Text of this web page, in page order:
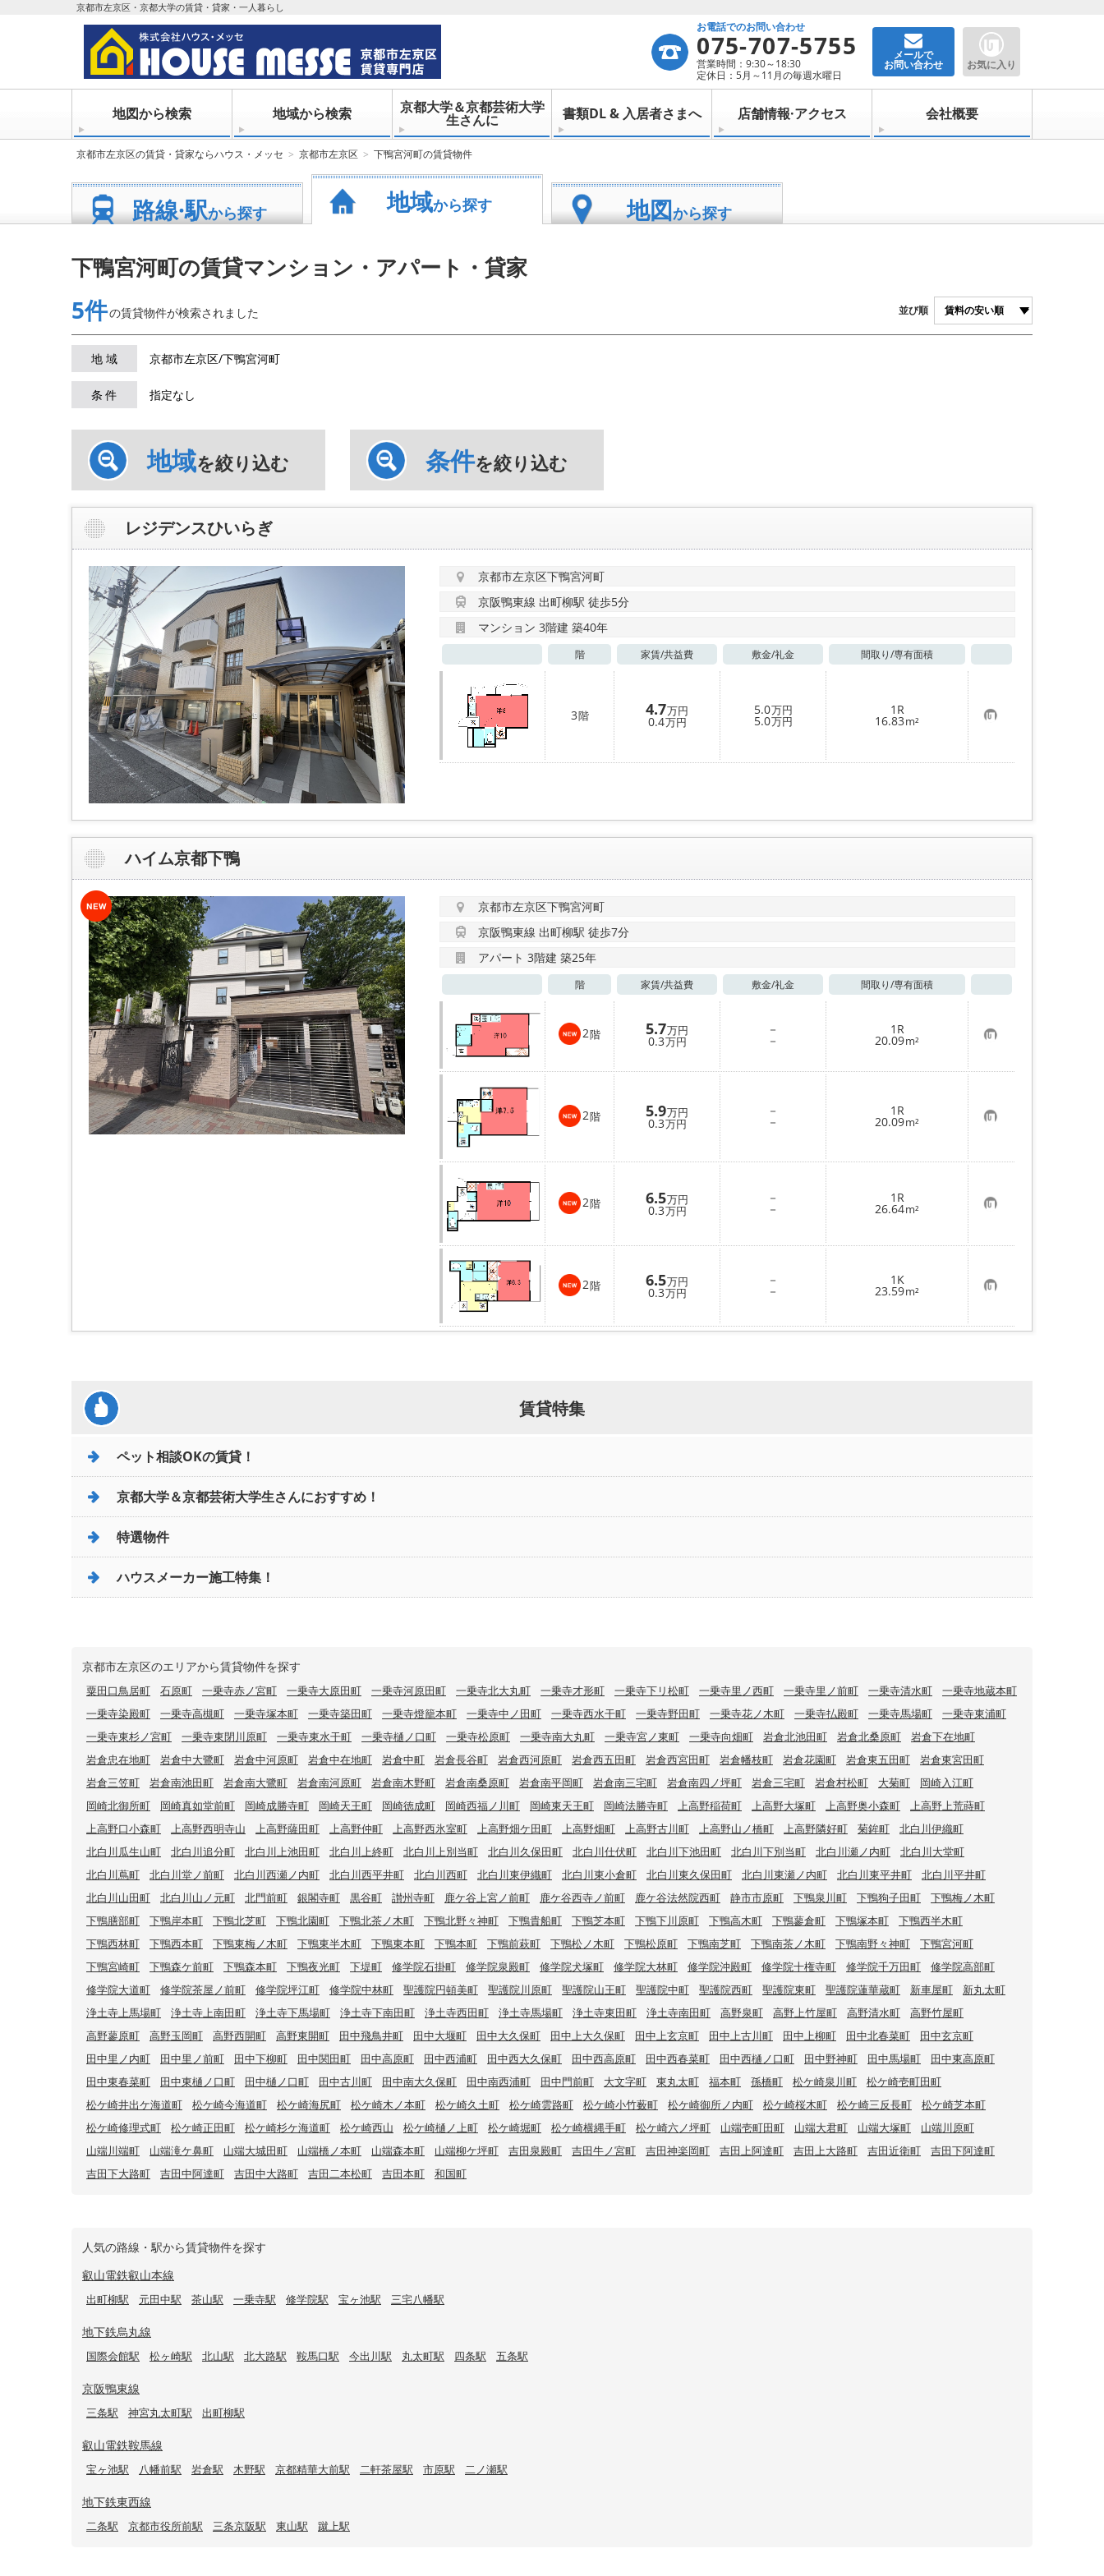
京都市左京区・京都大学の賃貸・貸家・一人暮らし
お電話でのお問い合わせ
075-707-5755
営業時間：9:30～18:30
定休日：5月～11月の毎週水曜日
メールで
お問い合わせ お気に入り
地図から検索 地域から検索 京都大学＆京都芸術大学
生さんに 書類DL & 入居者さまへ 店舗情報·アクセス 会社概要
京都市左京区の賃貸・貸家ならハウス・メッセ 京都市左京区 下鴨宮河町の賃貸物件
路線·駅から探す 地域から探す 地図から探す
下鴨宮河町の賃貸マンション・アパート・貸家
5件の賃貸物件が検索されました 並び順
地 域 京都市左京区/下鴨宮河町
条 件 指定なし
地域を絞り込む 条件を絞り込む
レジデンスひいらぎ
京都市左京区下鴨宮河町
京阪鴨東線 出町柳駅 徒歩5分
マンション 3階建 築40年
階 家賃/共益費 敷金/礼金 間取り/専有面積
3階 4.7万円
0.4万円
5.0万円
5.0万円
1R
16.83m² お
気
に
入
り
ハイム京都下鴨
京都市左京区下鴨宮河町
京阪鴨東線 出町柳駅 徒歩7分
アパート 3階建 築25年
階 家賃/共益費 敷金/礼金 間取り/専有面積
2階 5.7万円
0.3万円
－
－
1R
20.09m² お
気
に
入
り
登
録
2階 5.9万円
0.3万円
－
－
1R
20.09m² お
気
に
入
り
登
録
2階 6.5万円
0.3万円
－
－
1R
26.64m² お
気
に
入
り
登
録
2階 6.5万円
0.3万円
－
－
1K
23.59m² お
気
に
入
り
賃貸特集
ペット相談OKの賃貸！
京都大学＆京都芸術大学生さんにおすすめ！
特選物件
ハウスメーカー施工特集！
京都市左京区のエリアから賃貸物件を探す
粟田口鳥居町 石原町 一乗寺赤ノ宮町 一乗寺大原田町 一乗寺河原田町 一乗寺北大丸町 一乗寺才形町 一乗寺下リ松町 一乗寺里ノ西町 一乗寺里ノ前町 一乗寺清水町
一乗寺地蔵本町
一乗寺染殿町
一乗寺高槻町 一乗寺塚本町 一乗寺築田町 一乗寺燈籠本町 一乗寺中ノ田町 一乗寺西水干町 一乗寺野田町 一乗寺花ノ木町 一乗寺払殿町 一乗寺馬場町
一乗寺東浦町
一乗寺東杉ノ宮町
一乗寺東閉川原町 一乗寺東水干町 一乗寺樋ノ口町 一乗寺松原町 一乗寺南大丸町 一乗寺宮ノ東町 一乗寺向畑町 岩倉北池田町 岩倉北桑原町
岩倉下在地町
岩倉忠在地町
岩倉中大鷺町 岩倉中河原町 岩倉中在地町 岩倉中町 岩倉長谷町 岩倉西河原町 岩倉西五田町 岩倉西宮田町 岩倉幡枝町 岩倉花園町 岩倉東五田町
岩倉東宮田町
岩倉三笠町
岩倉南池田町 岩倉南大鷺町 岩倉南河原町 岩倉南木野町 岩倉南桑原町 岩倉南平岡町 岩倉南三宅町 岩倉南四ノ坪町 岩倉三宅町 岩倉村松町 大菊町
岡崎入江町
岡崎北御所町
岡崎真如堂前町 岡崎成勝寺町 岡崎天王町 岡崎徳成町 岡崎西福ノ川町 岡崎東天王町 岡崎法勝寺町 上高野稲荷町 上高野大塚町 上高野奥小森町
上高野上荒蒔町
上高野口小森町
上高野西明寺山 上高野薩田町 上高野仲町 上高野西氷室町 上高野畑ケ田町 上高野畑町 上高野古川町 上高野山ノ橋町 上高野隣好町 菊鉾町
北白川伊織町
北白川瓜生山町
北白川追分町 北白川上池田町 北白川上終町 北白川上別当町 北白川久保田町 北白川仕伏町 北白川下池田町 北白川下別当町 北白川瀬ノ内町
北白川大堂町
北白川蔦町
北白川堂ノ前町 北白川西瀬ノ内町 北白川西平井町 北白川西町 北白川東伊織町 北白川東小倉町 北白川東久保田町 北白川東瀬ノ内町 北白川東平井町
北白川平井町
北白川山田町
北白川山ノ元町 北門前町 銀閣寺町 黒谷町 讃州寺町 鹿ケ谷上宮ノ前町 鹿ケ谷西寺ノ前町 鹿ケ谷法然院西町 静市市原町 下鴨泉川町 下鴨狗子田町
下鴨梅ノ木町
下鴨膳部町
下鴨岸本町 下鴨北芝町 下鴨北園町 下鴨北茶ノ木町 下鴨北野々神町 下鴨貴船町 下鴨芝本町 下鴨下川原町 下鴨高木町 下鴨蓼倉町 下鴨塚本町
下鴨西半木町
下鴨西林町
下鴨西本町 下鴨東梅ノ木町 下鴨東半木町 下鴨東本町 下鴨本町 下鴨前萩町 下鴨松ノ木町 下鴨松原町 下鴨南芝町 下鴨南茶ノ木町 下鴨南野々神町
下鴨宮河町
下鴨宮崎町
下鴨森ケ前町 下鴨森本町 下鴨夜光町 下堤町 修学院石掛町 修学院泉殿町 修学院犬塚町 修学院大林町 修学院沖殿町 修学院十権寺町 修学院千万田町
修学院高部町
修学院大道町
修学院茶屋ノ前町 修学院坪江町 修学院中林町 聖護院円頓美町 聖護院川原町 聖護院山王町 聖護院中町 聖護院西町 聖護院東町 聖護院蓮華蔵町 新車屋町
新丸太町
浄土寺上馬場町
浄土寺上南田町 浄土寺下馬場町 浄土寺下南田町 浄土寺西田町 浄土寺馬場町 浄土寺東田町 浄土寺南田町 高野泉町 高野上竹屋町 高野清水町
高野竹屋町
高野蓼原町
高野玉岡町 高野西開町 高野東開町 田中飛鳥井町 田中大堰町 田中大久保町 田中上大久保町 田中上玄京町 田中上古川町 田中上柳町 田中北春菜町
田中玄京町
田中里ノ内町
田中里ノ前町 田中下柳町 田中関田町 田中高原町 田中西浦町 田中西大久保町 田中西高原町 田中西春菜町 田中西樋ノ口町 田中野神町 田中馬場町
田中東高原町
田中東春菜町
田中東樋ノ口町 田中樋ノ口町 田中古川町 田中南大久保町 田中南西浦町 田中門前町 大文字町 東丸太町 福本町 孫橋町 松ケ崎泉川町
松ケ崎壱町田町
松ケ崎井出ケ海道町
松ケ崎今海道町 松ケ崎海尻町 松ケ崎木ノ本町 松ケ崎久土町 松ケ崎雲路町 松ケ崎小竹薮町 松ケ崎御所ノ内町 松ケ崎桜木町 松ケ崎三反長町
松ケ崎芝本町
松ケ崎修理式町
松ケ崎正田町 松ケ崎杉ケ海道町 松ケ崎西山 松ケ崎樋ノ上町 松ケ崎堀町 松ケ崎横縄手町 松ケ崎六ノ坪町 山端壱町田町 山端大君町 山端大塚町
山端川原町
山端川端町
山端滝ケ鼻町 山端大城田町 山端橋ノ本町 山端森本町 山端柳ケ坪町 吉田泉殿町 吉田牛ノ宮町 吉田神楽岡町 吉田上阿達町 吉田上大路町 吉田近衛町
吉田下阿達町
吉田下大路町
吉田中阿達町 吉田中大路町 吉田二本松町 吉田本町 和国町
人気の路線・駅から賃貸物件を探す
叡山電鉄叡山本線
出町柳駅 元田中駅 茶山駅 一乗寺駅 修学院駅 宝ヶ池駅 三宅八幡駅
地下鉄烏丸線
国際会館駅 松ヶ崎駅 北山駅 北大路駅 鞍馬口駅 今出川駅 丸太町駅 四条駅 五条駅
京阪鴨東線
三条駅 神宮丸太町駅 出町柳駅
叡山電鉄鞍馬線
宝ヶ池駅 八幡前駅 岩倉駅 木野駅 京都精華大前駅 二軒茶屋駅 市原駅 二ノ瀬駅
地下鉄東西線
二条駅 京都市役所前駅 三条京阪駅 東山駅 蹴上駅